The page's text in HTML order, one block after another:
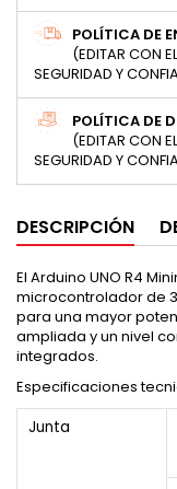
POLÍTICA DE
(EDITAR CON
SEGURIDAD Y
POLÍTICA DE
(EDITAR CON
SEGURIDAD Y
DESCRIPCIÓN
El Arduino UNO R4
microcontrolador de
para una mayor
ampliada y un nivel
integrados.
Especificaciones
Junta